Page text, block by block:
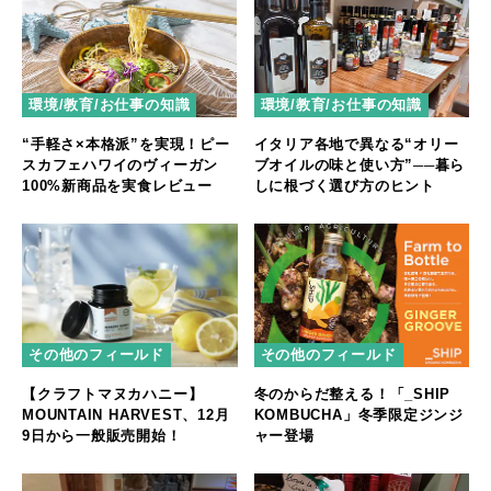
環境/教育/お仕事の知識
“手軽さ×本格派”を実現！ピー
スカフェハワイのヴィーガン
100%新商品を実食レビュー
環境/教育/お仕事の知識
イタリア各地で異なる“オリー
ブオイルの味と使い方”──暮ら
しに根づく選び方のヒント
その他のフィールド
【クラフトマヌカハニー】
MOUNTAIN HARVEST、12月
9日から一般販売開始！
その他のフィールド
冬のからだ整える！「_SHIP
KOMBUCHA」冬季限定ジンジ
ャー登場